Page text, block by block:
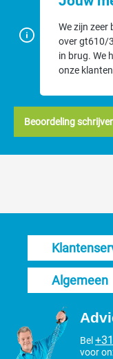
uitvoeren duurt
wij helaas niet van te
vanaf 75 euro.
We zijn zeer
over gt610/
in brug. We
onze
Beoordeling
Algemeen
Bel
voor